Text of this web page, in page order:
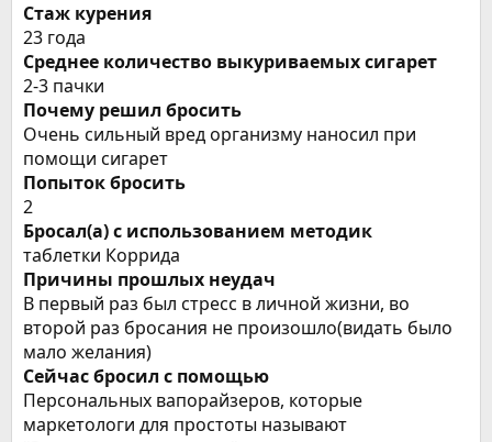
Стаж курения
23 года
Среднее количество выкуриваемых сигарет
2-3 пачки
Почему решил бросить
Очень сильный вред организму наносил при
помощи сигарет
Попыток бросить
2
Бросал(а) с использованием методик
таблетки Коррида
Причины прошлых неудач
В первый раз был стресс в личной жизни, во
второй раз бросания не произошло(видать было
мало желания)
Сейчас бросил с помощью
Персональных вапорайзеров, которые
маркетологи для простоты называют